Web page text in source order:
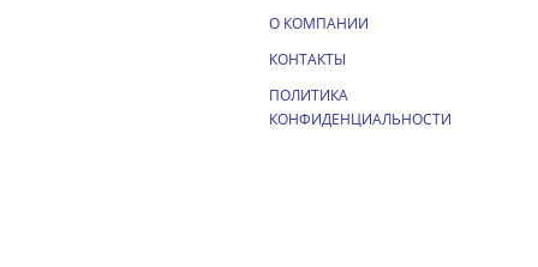
О КОМПАНИИ
КОНТАКТЫ
ПОЛИТИКА
КОНФИДЕНЦИАЛЬНОСТИ